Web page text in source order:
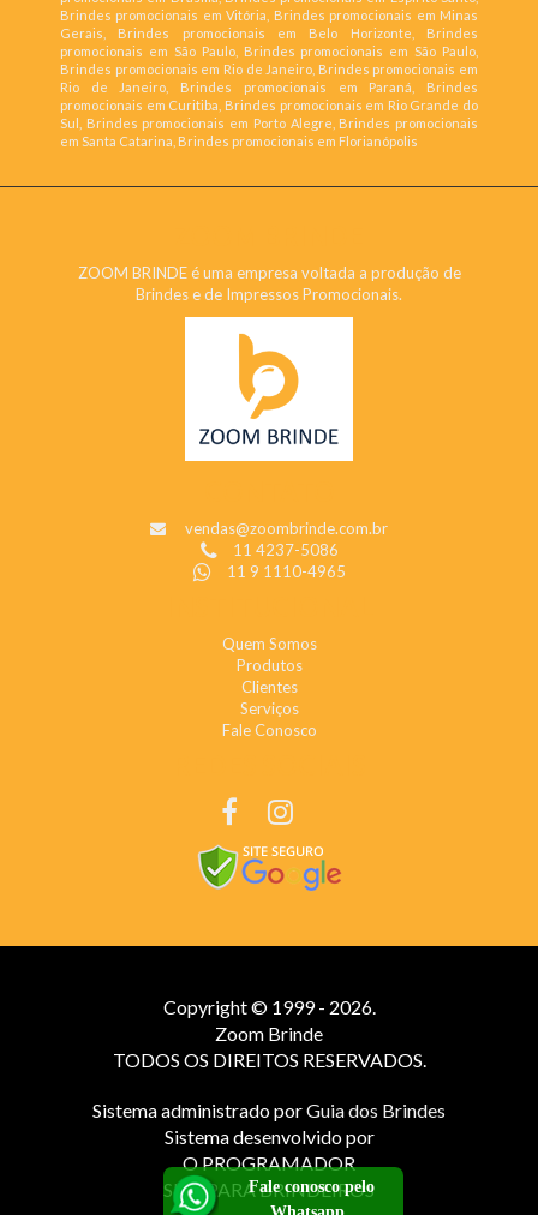
Brindes promocionais em Vitória, Brindes promocionais em Minas
Gerais, Brindes promocionais em Belo Horizonte, Brindes
promocionais em São Paulo, Brindes promocionais em São Paulo,
Brindes promocionais em Rio de Janeiro, Brindes promocionais em
Rio de Janeiro, Brindes promocionais em Paraná, Brindes
promocionais em Curitiba, Brindes promocionais em Rio Grande do
Sul, Brindes promocionais em Porto Alegre, Brindes promocionais
em Santa Catarina, Brindes promocionais em Florianópolis
ZOOM BRINDE é uma empresa voltada a produção de
Brindes e de Impressos Promocionais.
vendas@zoombrinde.com.br
11 4237-5086
11 9 1110-4965
Quem Somos
Produtos
Clientes
Serviços
Fale Conosco
Copyright © 1999 - 2026.
Zoom Brinde
TODOS OS DIREITOS RESERVADOS.
Sistema administrado porGuia dos Brindes
Sistema desenvolvido por
O PROGRAMADOR
SITE PARA BRINDEIROS
Fale conosco pelo